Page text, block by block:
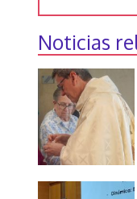
Noticias